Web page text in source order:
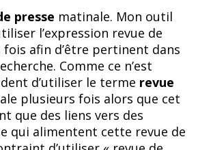
presse matinale. Mon outil
l’expression revue de
afin d’être pertinent dans
Comme ce n’est
d’utiliser le terme revue
plusieurs fois alors que cet
que des liens vers des
qui alimentent cette revue de